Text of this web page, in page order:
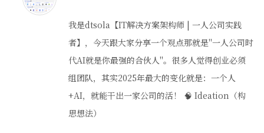
我是dtsola【IT解决方案架构师 | 一人公司实践
者】，今天跟大家分享一个观点那就是"一人公司时
代AI就是你最强的合伙人"。很多人觉得创业必须
组团队，其实2025年最大的变化就是：一个人
+AI，就能干出一家公司的活！ 🧠 Ideation（构
思想法）